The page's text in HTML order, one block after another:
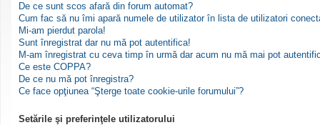
De ce sunt scos afară din forum automat?
Cum fac să nu îmi apară numele de utilizator în lista de utilizatori
Mi-am pierdut parola!
Sunt înregistrat dar nu mă pot autentifica!
M-am înregistrat cu ceva timp în urmă dar acum nu mă mai pot
Ce este COPPA?
De ce nu mă pot înregistra?
Ce face opţiunea “Şterge toate cookie-urile forumului”?
Setările şi preferinţele utilizatorului